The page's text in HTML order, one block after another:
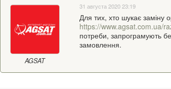
AGSAT
31 августа 2020 23:19
Для тих, хто шукає заміну
https://www.agsat.com.ua/
потреби, запрограмують
замовлення.